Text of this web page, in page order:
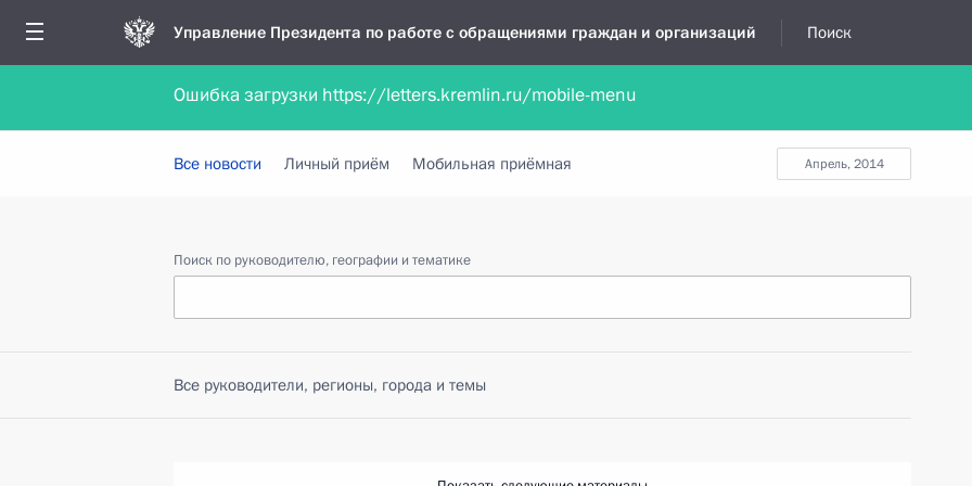
Управление Президента по работе с обращениями граждан и организаций Поиск
Обратиться в форме электронного документа Обратиться в устной форме
апрель, 2014
Все новости Личный приём Мобильная приёмная
Поиск по руководителю, географии и тематике
Все руководители, регионы, города и темы
Ошибка загрузки https://letters.kremlin.ru/mobile-menu